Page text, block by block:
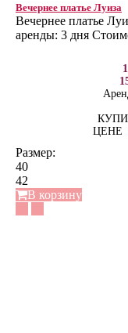
Вечернее платье Луиза
Вечернее платье
аренды: 3 дня
ЦЕНЕ
Размер:
40
42
В корзину